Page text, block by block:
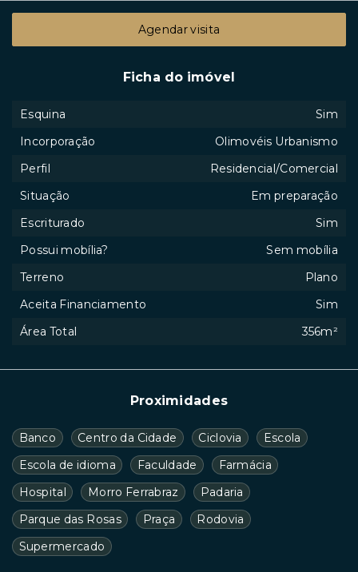
Proximidades
Banco Centro da Cidade Ciclovia
Escola
Escola de idioma
Faculdade
Farmácia
Hospital
Morro Ferrabraz
Padaria
Parque das Rosas
Praça
Rodovia
Supermercado
Agendar visita
Ficha do imóvel
Esquina
Sim
Incorporação
Olimovéis Urbanismo
Perfil
Residencial/Comercial
Situação
Em preparação
Escriturado
Sim
Possui mobília?
Sem mobília
Terreno
Plano
Aceita Financiamento
Sim
Área Total
356m²